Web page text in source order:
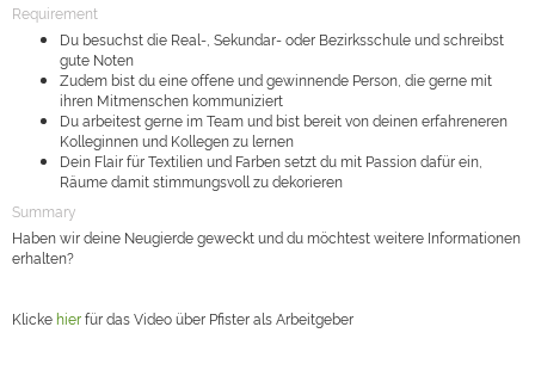
Requirement
Du besuchst die Real-, Sekundar- oder Bezirksschule und schreibst
gute Noten
Zudem bist du eine offene und gewinnende Person, die gerne mit
ihren Mitmenschen kommuniziert
Du arbeitest gerne im Team und bist bereit von deinen erfahreneren
Kolleginnen und Kollegen zu lernen
Dein Flair für Textilien und Farben setzt du mit Passion dafür ein,
Räume damit stimmungsvoll zu dekorieren
Summary
Haben wir deine Neugierde geweckt und du möchtest weitere Informationen
erhalten?
Klicke hierfür das Video über Pfister als Arbeitgeber